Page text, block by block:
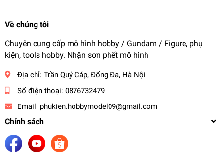
Về chúng tôi
Chuyên cung cấp mô hình hobby / Gundam / Figure, phụ
kiện, tools hobby. Nhận sơn phết mô hình
Địa chỉ: Trần Quý Cáp, Đống Đa, Hà Nội
Số điện thoại: 0876732479
Email: phukien.hobbymodel09@gmail.com
Chính sách